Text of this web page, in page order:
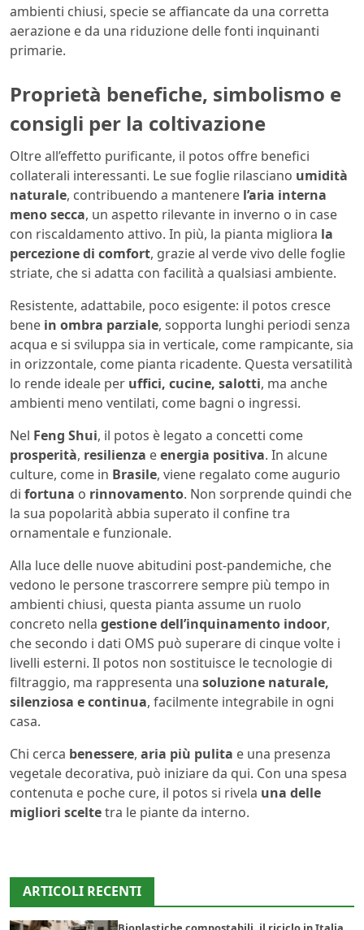
ambienti chiusi, specie se affiancate da una corretta
aerazione e da una riduzione delle fonti inquinanti
primarie.
Proprietà benefiche, simbolismo e
consigli per la coltivazione
Oltre all’effetto purificante, il potos offre benefici
collaterali interessanti. Le sue foglie rilasciano umidità
naturale, contribuendo a mantenere l’aria interna
meno secca, un aspetto rilevante in inverno o in case
con riscaldamento attivo. In più, la pianta migliora la
percezione di comfort, grazie al verde vivo delle foglie
striate, che si adatta con facilità a qualsiasi ambiente.
Resistente, adattabile, poco esigente: il potos cresce
bene in ombra parziale, sopporta lunghi periodi senza
acqua e si sviluppa sia in verticale, come rampicante, sia
in orizzontale, come pianta ricadente. Questa versatilità
lo rende ideale per uffici, cucine, salotti, ma anche
ambienti meno ventilati, come bagni o ingressi.
Nel Feng Shui, il potos è legato a concetti come
prosperità, resilienza eenergia positiva. In alcune
culture, come in Brasile, viene regalato come augurio
di fortuna o rinnovamento. Non sorprende quindi che
la sua popolarità abbia superato il confine tra
ornamentale e funzionale.
Alla luce delle nuove abitudini post-pandemiche, che
vedono le persone trascorrere sempre più tempo in
ambienti chiusi, questa pianta assume un ruolo
concreto nella gestione dell’inquinamento indoor,
che secondo i dati OMS può superare di cinque volte i
livelli esterni. Il potos non sostituisce le tecnologie di
filtraggio, ma rappresenta una soluzione naturale,
silenziosa e continua, facilmente integrabile in ogni
casa.
Chi cerca benessere, aria più pulita e una presenza
vegetale decorativa, può iniziare da qui. Con una spesa
contenuta e poche cure, il potos si rivela una delle
migliori sceltetra le piante da interno.
ARTICOLI RECENTI